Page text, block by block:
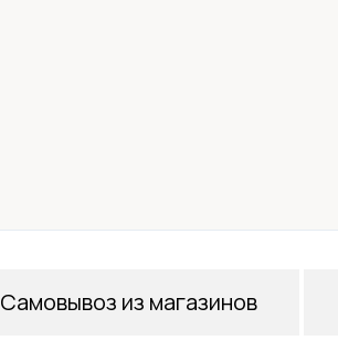
Самовывоз из магазинов